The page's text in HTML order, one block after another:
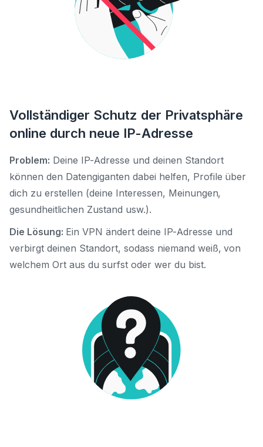
Vollständiger Schutz der Privatsphäre
online durch neue IP-Adresse
Problem: Deine IP-Adresse und deinen Standort
können den Datengiganten dabei helfen, Profile über
dich zu erstellen (deine Interessen, Meinungen,
gesundheitlichen Zustand usw.).
Die Lösung: Ein VPN ändert deine IP-Adresse und
verbirgt deinen Standort, sodass niemand weiß, von
welchem Ort aus du surfst oder wer du bist.